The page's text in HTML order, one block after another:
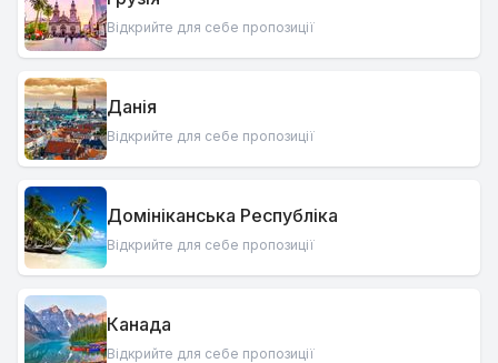
Відкрийте для себе пропозиції
Данія
Відкрийте для себе пропозиції
Домініканська Республіка
Відкрийте для себе пропозиції
Канада
Відкрийте для себе пропозиції